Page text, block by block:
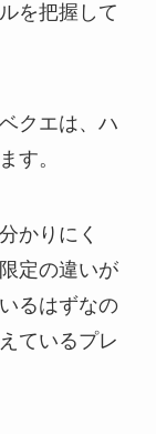
を把握して
クエは、ハ
す。
かりにく
定の違いが
るはずなの
ているプレ